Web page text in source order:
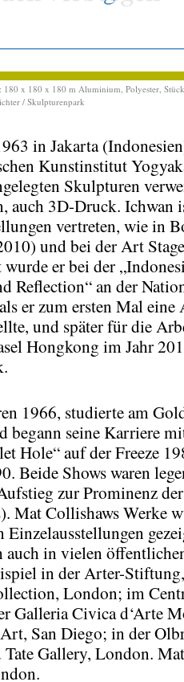
180 x 180 x 180 m Aluminium, Polyester,
/ Skulpturenpark
in Jakarta
Kunstinstitut
Skulpturen
auch 3D-Druck. Ichwan
vertreten, wie in
und bei der Art
er bei der
Reflection“ an der
er zum ersten Mal eine
und später für die
Hongkong im Jahr
1966, studierte am
begann seine Karriere
Hole“ auf der Freeze
Beide Shows waren
zur Prominenz
Mat Collishaws Werke
auch in vielen
in der Arter-
London; im
Galleria Civica d‘Arte
San Diego; in der
Gallery, London.